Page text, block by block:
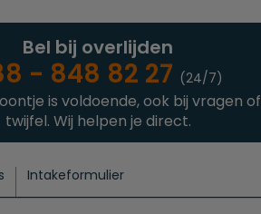
Bel bij overlijden
- 848 82 27 (24/7)
is voldoende, ook bij vragen of
twijfel. Wij helpen je direct.
Intakeformulier